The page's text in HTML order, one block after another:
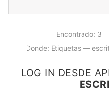
Encontrado: 3
Donde: Etiquetas —
LOG IN DESDE